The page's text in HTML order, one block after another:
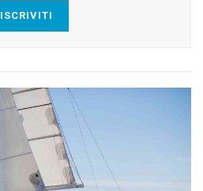
ISCRIVITI